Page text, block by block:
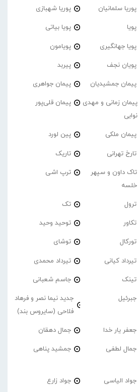
پوریا سلمانیان پوریا شهبازی
پویا پویا بیاتی
پویا جهانگیری پویامون
پویان نجف پیربد
پیمان جمشیدیان پیمان جواهری
پیمان زمانی و مهدی
نوابی
پیمان قلی‌پور
پیمان ملکی پین لورد
تارخ تهرانی تاریک
تاک داون و سپهر
خلسه
ترپ اشی
ترول تک
تکاور توحید وحید
تورکال توشای
تیرداد کیانی تیرداد محمدی
تینک جاسم شعبانی
جبرئیل
جدید نیما نصر و فرهاد
فلاحی (سایروس بند)
جعفر یار خدا جمال دهقان
جمال لطفی جمشید پناهی
جواد الیاسی جواد زارع